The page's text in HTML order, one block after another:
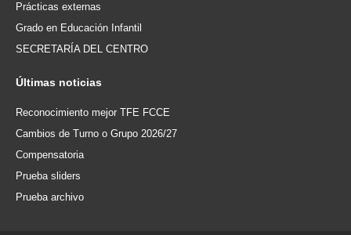
Prácticas externas
Grado en Educación Infantil
SECRETARÍA DEL CENTRO
Últimas noticias
Reconocimiento mejor TFE FCCE
Cambios de Turno o Grupo 2026/27
Compensatoria
Prueba sliders
Prueba archivo